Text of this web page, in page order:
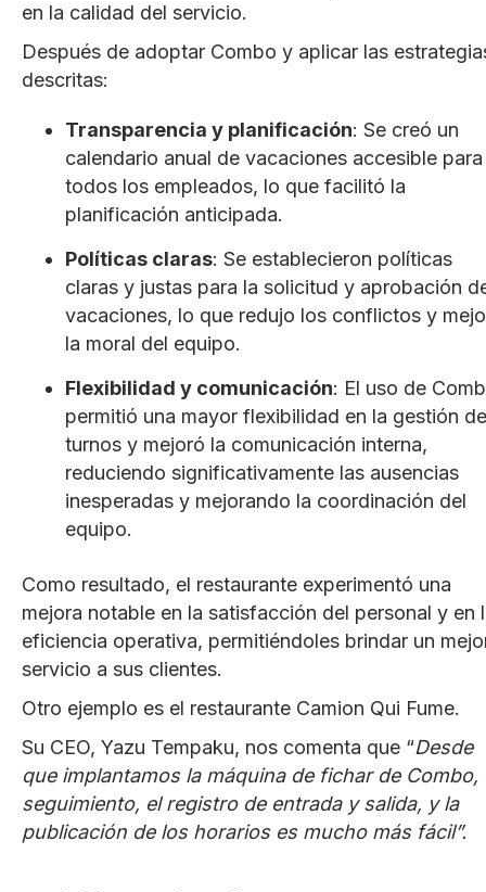
en la calidad del servicio.
Después de adoptar Combo y aplicar las
descritas:
Transparencia y planificación: Se creó un
calendario anual de vacaciones accesible para
todos los empleados, lo que facilitó la
planificación anticipada.
Políticas claras: Se establecieron políticas
claras y justas para la solicitud y aprobación
vacaciones, lo que redujo los conflictos y
la moral del equipo.
Flexibilidad y comunicación: El uso de
permitió una mayor flexibilidad en la gestión de
turnos y mejoró la comunicación interna,
reduciendo significativamente las ausencias
inesperadas y mejorando la coordinación del
equipo.
Como resultado, el restaurante experimentó una
mejora notable en la satisfacción del personal y en
eficiencia operativa, permitiéndoles brindar un
servicio a sus clientes.
Otro ejemplo es el restaurante Camion Qui Fume.
Su CEO, Yazu Tempaku, nos comenta que “Desde
que implantamos la máquina de fichar de Combo,
seguimiento, el registro de entrada y salida, y la
publicación de los horarios es mucho más fácil”.